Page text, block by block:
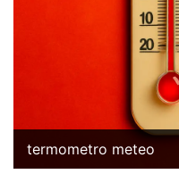
termometro meteo